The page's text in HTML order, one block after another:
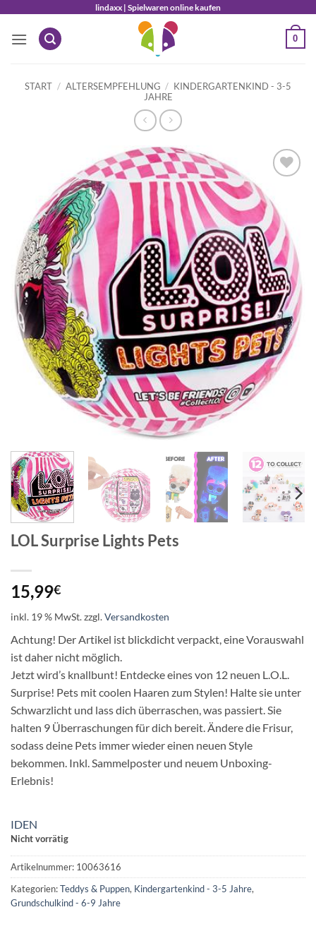
springen
lindaxx | Spielwaren online kaufen
0
START / ALTERSEMPFEHLUNG / KINDERGARTENKIND - 3-5
JAHRE
Auf die
Wunschliste
LOL Surprise Lights Pets
15,99€
inkl. 19 % MwSt.zzgl.Versandkosten
Achtung! Der Artikel ist blickdicht verpackt, eine Vorauswahl
ist daher nicht möglich.
Jetzt wird’s knallbunt! Entdecke eines von 12 neuen L.O.L.
Surprise! Pets mit coolen Haaren zum Stylen! Halte sie unter
Schwarzlicht und lass dich überraschen, was passiert. Sie
halten 9 Überraschungen für dich bereit. Ändere die Frisur,
sodass deine Pets immer wieder einen neuen Style
bekommen. Inkl. Sammelposter und neuem Unboxing-
Erlebnis!
IDEN
Nicht vorrätig
Artikelnummer: 10063616
Kategorien:Teddys & Puppen, Kindergartenkind - 3-5 Jahre,
Grundschulkind - 6-9 Jahre